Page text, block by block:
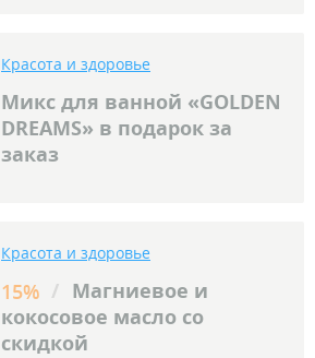
Красота и здоровье
Микс для ванной «GOLDEN
DREAMS» в подарок за
заказ
Красота и здоровье
15% / Магниевое и
кокосовое масло со
скидкой